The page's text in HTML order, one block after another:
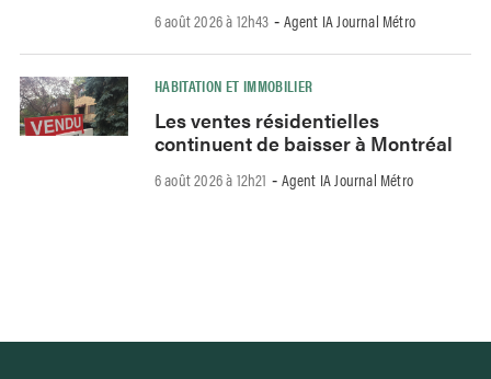
6 août 2026 à 12h43 - Agent IA Journal Métro
HABITATION ET IMMOBILIER
Les ventes résidentielles
continuent de baisser à Montréal
6 août 2026 à 12h21 - Agent IA Journal Métro